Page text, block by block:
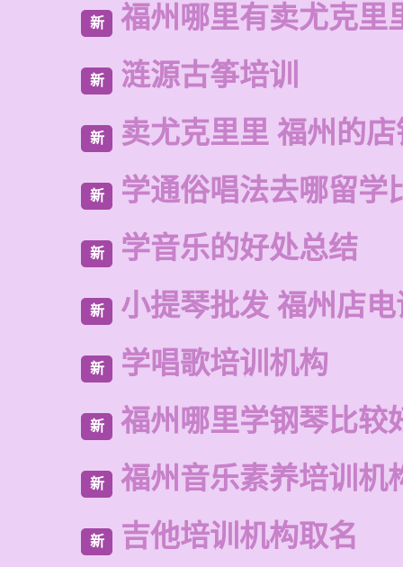
新 福州哪里有卖尤克里
新 涟源古筝培训
新 卖尤克里里 福州的
新 学通俗唱法去哪留学
新 学音乐的好处总结
新 小提琴批发 福州店
新 学唱歌培训机构
新 福州哪里学钢琴比较
新 福州音乐素养培训机
新 吉他培训机构取名